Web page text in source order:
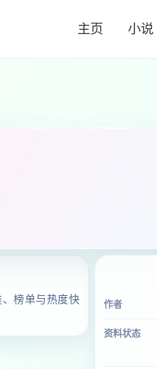
主页 小说
榜单与热度快
作者
资料状态